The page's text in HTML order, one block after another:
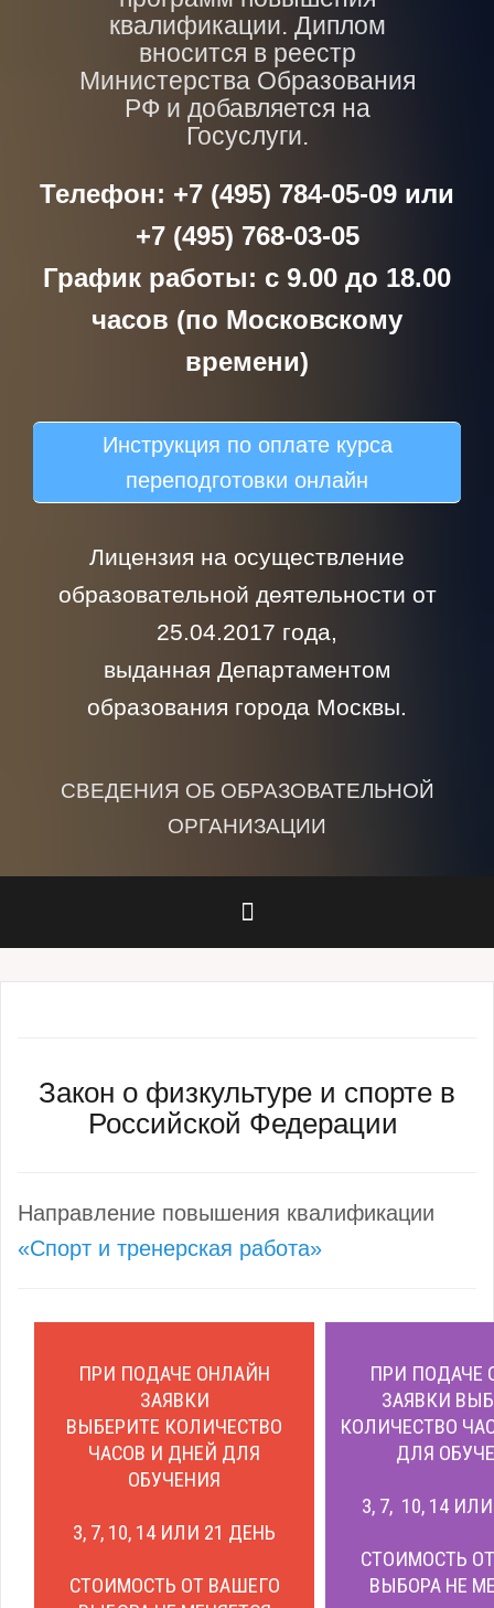
квалификации. Диплом
вносится в реестр
Министерства Образования
РФ и добавляется на
Госуслуги.
Телефон: +7 (495) 784-05-09 или
+7 (495) 768-03-05
График работы: с 9.00 до 18.00
часов (по Московскому
времени)
Инструкция по оплате курса
переподготовки онлайн
Лицензия на осуществление
образовательной деятельности от
25.04.2017 года,
выданная Департаментом
образования города Москвы.
СВЕДЕНИЯ ОБ ОБРАЗОВАТЕЛЬНОЙ
ОРГАНИЗАЦИИ
Закон о физкультуре и спорте в
Российской Федерации
Направление повышения квалификации
«Спорт и тренерская работа»
ПРИ ПОДАЧЕ ОНЛАЙН
ЗАЯВКИ
ВЫБЕРИТЕ КОЛИЧЕСТВО
ЧАСОВ И ДНЕЙ ДЛЯ
ОБУЧЕНИЯ
3, 7, 10, 14 ИЛИ 21 ДЕНЬ
СТОИМОСТЬ ОТ ВАШЕГО
ПРИ ПОДАЧЕ
ЗАЯВКИ
КОЛИЧЕСТВО
ДЛЯ
3, 7, 10, 14
СТОИМОСТЬ
ВЫБОРА НЕ